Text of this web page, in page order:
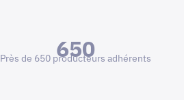
650
Près de 650 producteurs adhérents